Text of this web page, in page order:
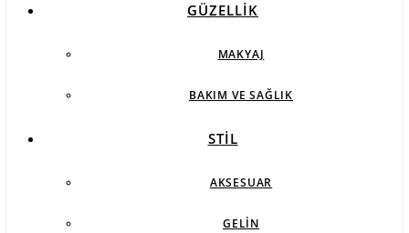
GÜZELLIK
MAKYAJ
BAKIM VE SAĞLIK
STIL
AKSESUAR
GELIN